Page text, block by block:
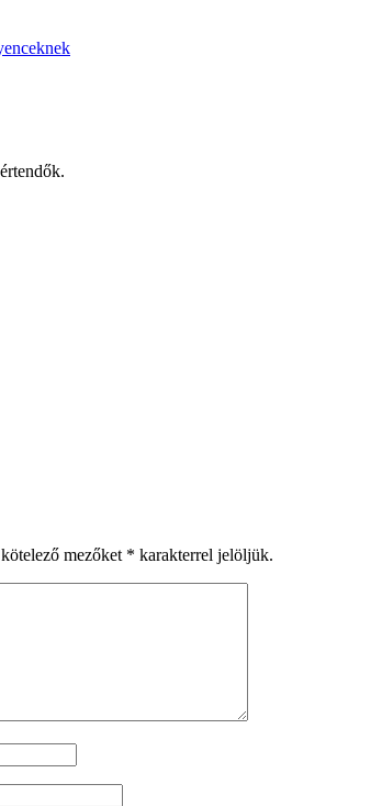
mezőket * karakterrel jelöljük.